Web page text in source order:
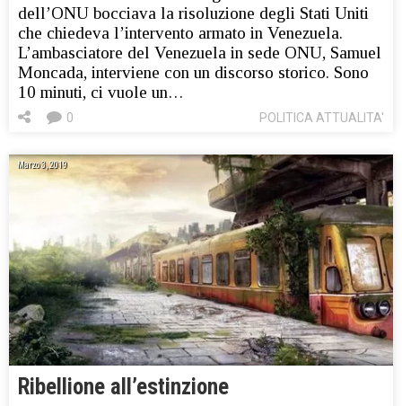
dell’ONU bocciava la risoluzione degli Stati Uniti
che chiedeva l’intervento armato in Venezuela.
L’ambasciatore del Venezuela in sede ONU, Samuel
Moncada, interviene con un discorso storico. Sono
10 minuti, ci vuole un…
POLITICA ATTUALITA'
0
Marzo 3, 2019
Ribellione all’estinzione